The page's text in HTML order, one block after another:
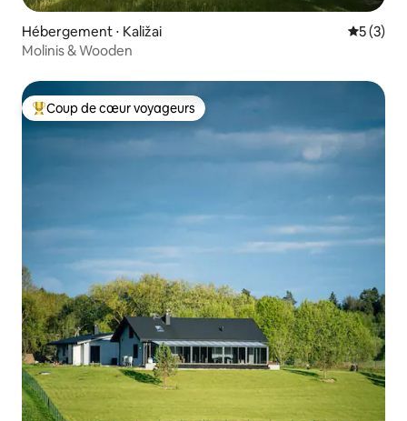
Hébergement ⋅ Kaližai
5 (3)
Molinis & Wooden
Coups de cœur voyageurs les plus appréciés
Coup de cœur voyageurs